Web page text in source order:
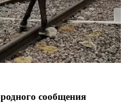
сообщения